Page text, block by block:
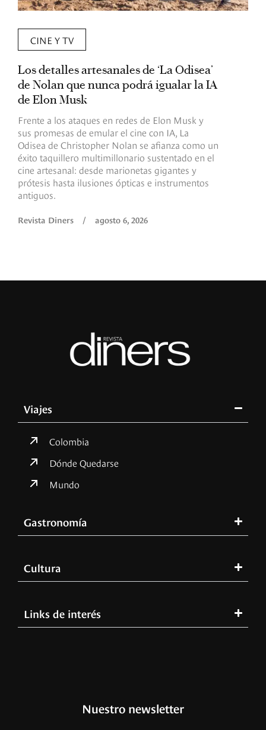
CINE Y TV
Los detalles artesanales de ‘La Odisea’
de Nolan que nunca podrá igualar la IA
de Elon Musk
Frente a los ataques en redes de Elon Musk y
sus promesas de emular el cine con IA, La
Odisea de Christopher Nolan se afianza como un
éxito taquillero multimillonario sustentado en el
cine artesanal: desde marionetas gigantes y
prótesis hasta ilusiones ópticas e instrumentos
antiguos.
Revista Diners / agosto 6, 2026
Viajes
Colombia
Dónde Quedarse
Mundo
Gastronomía
Cultura
Links de interés
Nuestro newsletter